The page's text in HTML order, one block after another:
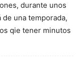
durante unos
una temporada,
qie tener minutos